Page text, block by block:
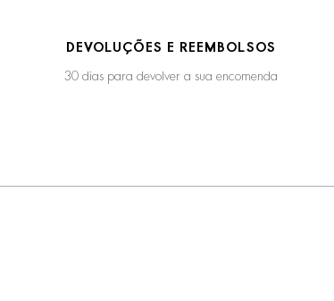
DEVOLUÇÕES E REEMBOLSOS
30 dias para devolver a sua encomenda